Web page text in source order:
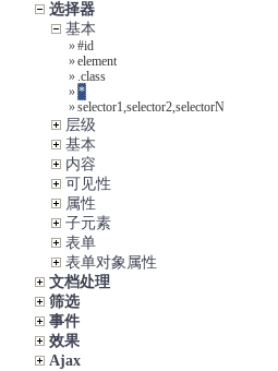
选择器
基本
»#id
»element
» .class
» *
»selector1,selector2,selectorN
层级
基本
内容
可见性
属性
子元素
表单
表单对象属性
文档处理
筛选
事件
效果
Ajax